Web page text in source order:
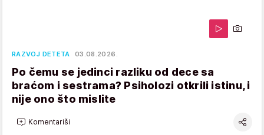
RAZVOJ DETETA 03.08.2026.
Po čemu se jedinci razliku od dece sa
braćom i sestrama? Psiholozi otkrili istinu, i
nije ono što mislite
Komentariši